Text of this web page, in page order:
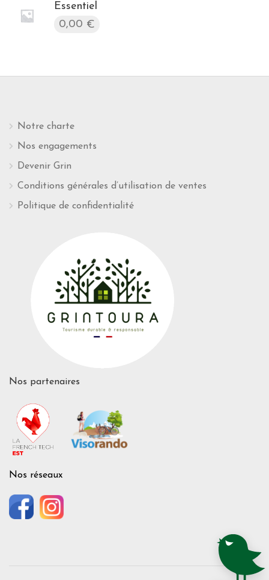
Essentiel
0,00 €
Notre charte
Nos engagements
Devenir Grin
Conditions générales d’utilisation de ventes
Politique de confidentialité
Nos partenaires
Nos réseaux